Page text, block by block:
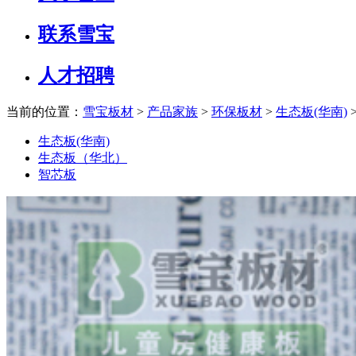
联系雪宝
人才招聘
当前的位置： 雪宝板材 > 产品家族 > 环保板材 > 生态板(华南)
生态板(华南)
生态板（华北）
智芯板